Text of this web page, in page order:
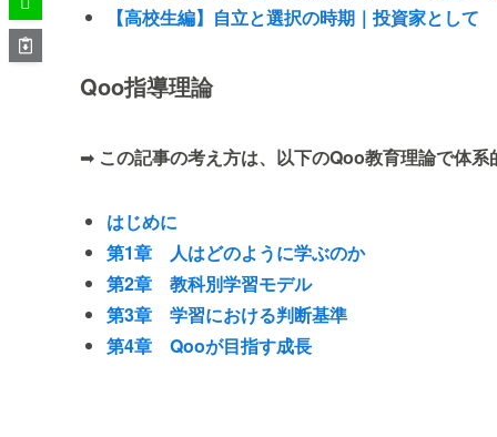
【高校生編】自立と選択の時期｜投資家として
Qoo指導理論
➡ この記事の考え方は、以下のQoo教育理論で体系
はじめに
第1章 人はどのように学ぶのか
第2章 教科別学習モデル
第3章 学習における判断基準
第4章 Qooが目指す成長